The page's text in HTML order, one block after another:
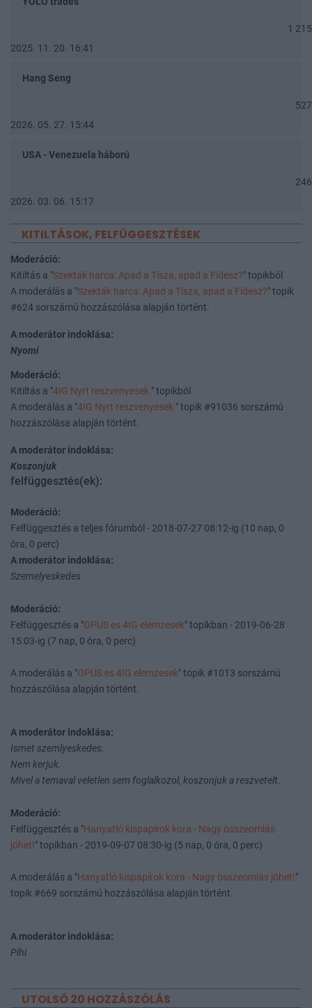
1 215
2025. 11. 20. 16:41
Hang Seng
527
2026. 05. 27. 15:44
USA - Venezuela háború
246
2026. 03. 06. 15:17
KITILTÁSOK, FELFÜGGESZTÉSEK
Moderáció:
Kitiltás a "Szekták harca: Apad a Tisza, apad a Fidesz?" topikból
A moderálás a "Szekták harca: Apad a Tisza, apad a Fidesz?" topik
#624 sorszámú hozzászólása alapján történt.
A moderátor indoklása:
Nyomi
Moderáció:
Kitiltás a "4IG Nyrt reszvenyesek." topikból
A moderálás a "4IG Nyrt reszvenyesek." topik #91036 sorszámú
hozzászólása alapján történt.
A moderátor indoklása:
Koszonjuk
felfüggesztés(ek):
Moderáció:
Felfüggesztés a teljes fórumból - 2018-07-27 08:12-ig (10 nap, 0
óra, 0 perc)
A moderátor indoklása:
Szemelyeskedes
Moderáció:
Felfüggesztés a "OPUS es 4IG elemzesek" topikban - 2019-06-28
15:03-ig (7 nap, 0 óra, 0 perc)
A moderálás a "OPUS es 4IG elemzesek" topik #1013 sorszámú
hozzászólása alapján történt.
A moderátor indoklása:
Ismet szemlyeskedes.
Nem kerjuk.
Mivel a temaval veletlen sem foglalkozol, koszonjuk a reszvetelt.
Moderáció:
Felfüggesztés a "Hanyatló kispapírok kora - Nagy összeomlás
jöhet!" topikban - 2019-09-07 08:30-ig (5 nap, 0 óra, 0 perc)
A moderálás a "Hanyatló kispapírok kora - Nagy összeomlás jöhet!"
topik #669 sorszámú hozzászólása alapján történt.
A moderátor indoklása:
Pihi
UTOLSÓ 20 HOZZÁSZÓLÁS